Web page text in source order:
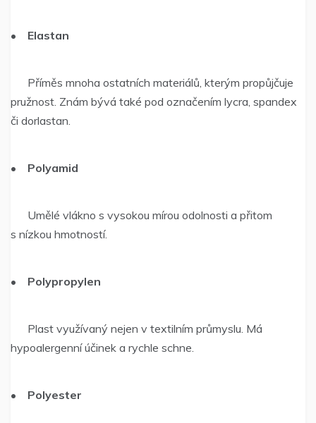
• Elastan
Příměs mnoha ostatních materiálů, kterým propůjčuje
pružnost. Znám bývá také pod označením lycra, spandex
či dorlastan.
• Polyamid
Umělé vlákno s vysokou mírou odolnosti a přitom
s nízkou hmotností.
• Polypropylen
Plast využívaný nejen v textilním průmyslu. Má
hypoalergenní účinek a rychle schne.
• Polyester